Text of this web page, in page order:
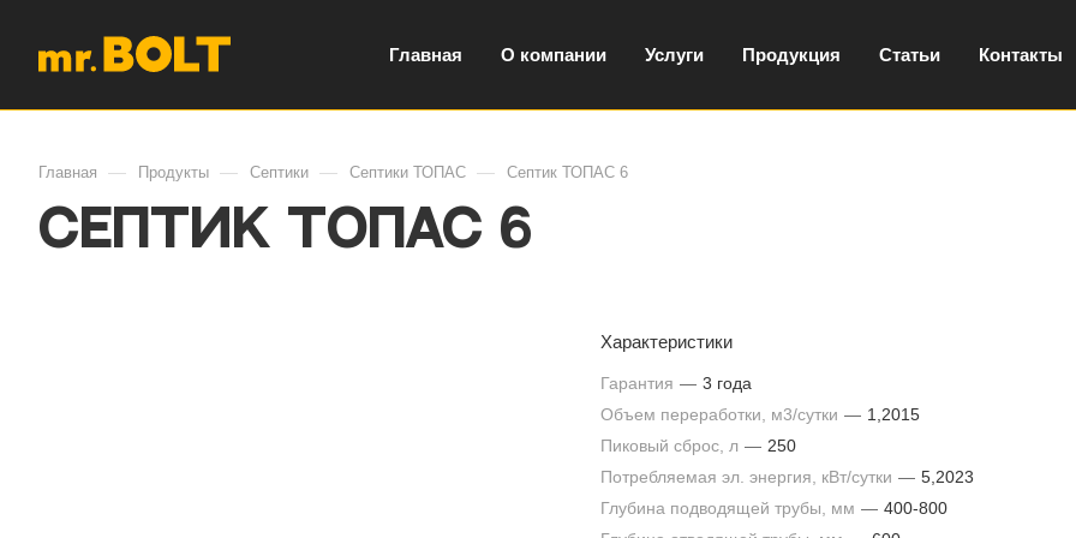
Главная О компании Услуги Продукция Статьи Контакты
Главная — Продукты — Септики — Септики ТОПАС — Септик ТОПАС 6
Септик ТОПАС 6
Характеристики
Гарантия — 3 года
Объем переработки, м3/сутки — 1,2015
Пиковый сброс, л — 250
Потребляемая эл. энергия, кВт/сутки — 5,2023
Глубина подводящей трубы, мм — 400-800